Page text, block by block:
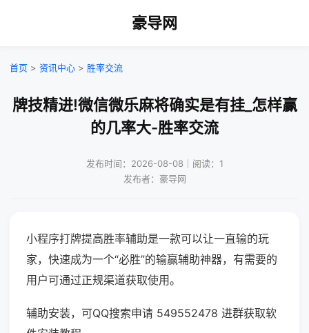
豪导网
首页 > 资讯中心 > 胜率交流
牌技精进!微信微乐麻将确实是有挂_怎样赢
的几率大-胜率交流
发布时间：2026-08-08｜阅读：1
发布者：豪导网
小程序打牌提高胜率辅助是一款可以让一直输的玩
家，快速成为一个“必胜”的输赢辅助神器，有需要的
用户可通过正规渠道获取使用。
辅助安装，可QQ搜索申请 549552478 进群获取软